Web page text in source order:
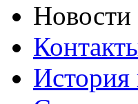
Новости
История